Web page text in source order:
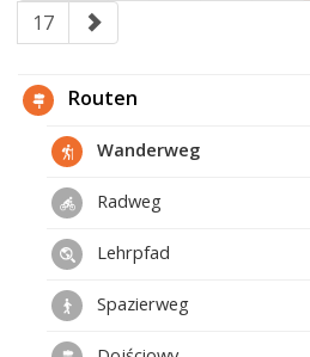
17
Routen
Wanderweg
Radweg
Lehrpfad
Spazierweg